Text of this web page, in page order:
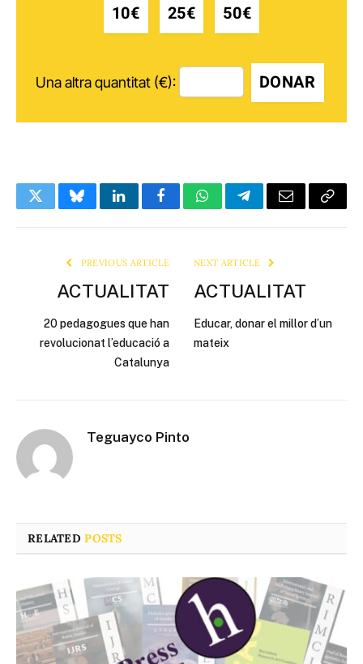
10€ 25€ 50€
Una altra quantitat (€): DONAR
TwitterBlueskyLinkedInFacebookWhatsAppTelegramEmail Copy
PREVIOUS ARTICLE
ACTUALITAT
20 pedagogues que han
revolucionat l’educació a
Catalunya
NEXT ARTICLE
ACTUALITAT
Educar, donar el millor d’un
mateix
Teguayco Pinto
RELATEDPOSTS